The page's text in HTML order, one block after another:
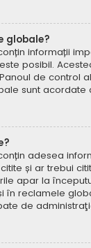
globale?
informații
posibil.
de control
sunt acordate
adesea
și ar trebui
apar la
în reclamele
de